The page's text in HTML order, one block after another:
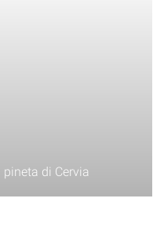
di Cervia